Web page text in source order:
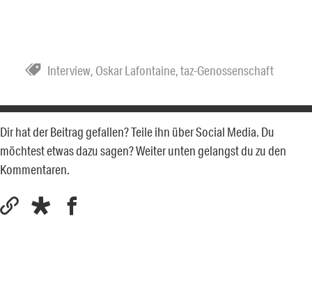
Interview, Oskar Lafontaine,taz-Genossenschaft
Dir hat der Beitrag gefallen? Teile ihn über Social Media. Du
möchtest etwas dazu sagen? Weiter unten gelangst du zu den
Kommentaren.